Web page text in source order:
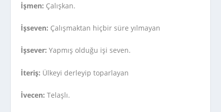
İşmen: Çalışkan.
İşseven: Çalışmaktan hiçbir süre yılmayan
İşsever: Yapmış olduğu işi seven.
İteriş: Ülkeyi derleyip toparlayan
İvecen: Telaşlı.